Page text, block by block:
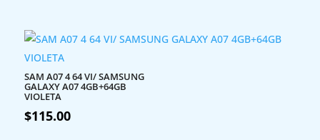
SAM A07 4 64 VI/ SAMSUNG
GALAXY A07 4GB+64GB
VIOLETA
$115.00